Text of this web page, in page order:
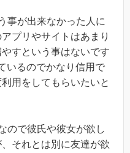
事が出来なかった人に
プリやサイトはあまり
すという事はないです
いるのでかなり信用で
用をしてもらいたいと
ので彼氏や彼女が欲し
それとは別に友達が欲